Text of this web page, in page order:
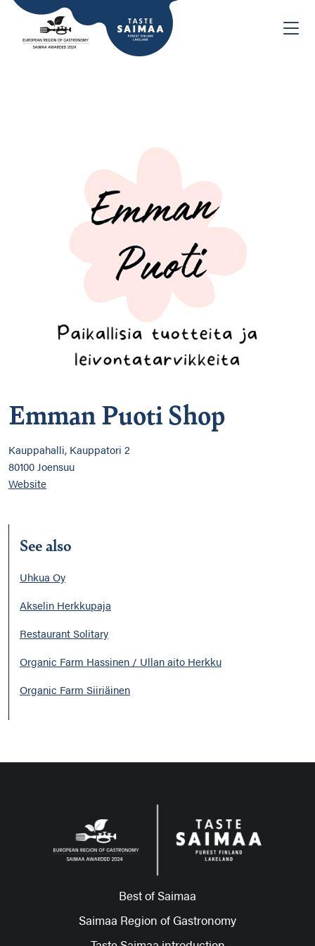
Emman Puoti Shop
Kauppahalli, Kauppatori 2
80100 Joensuu
Website
See also
Uhkua Oy
Akselin Herkkupaja
Restaurant Solitary
Organic Farm Hassinen / Ullan aito Herkku
Organic Farm Siiriäinen
Best of Saimaa
Saimaa Region of Gastronomy